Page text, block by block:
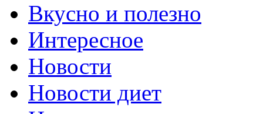
Вкусно и полезно
Интересное
Новости
Новости диет